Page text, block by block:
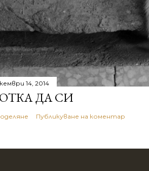
14, 2014
ДА СИ
Публикуване на коментар